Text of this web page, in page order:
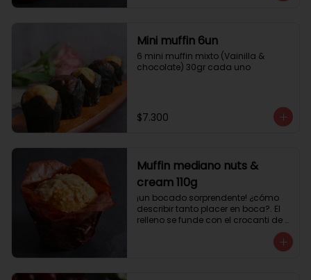
Mini muffin 6un
6 mini muffin mixto (Vainilla &
chocolate) 30gr cada uno
$7.300
Muffin mediano nuts &
cream 110g
¡un bocado sorprendente! ¿cómo
describir tanto placer en boca?. El
relleno se funde con el crocanti de
avellanas que potencia su masa
exquisita. Esponjosa masa de color
tostado y sabor vainilla que incluye